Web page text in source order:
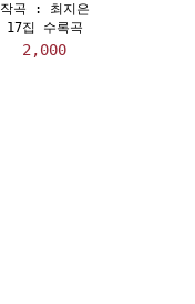
작곡 : 최지은
17집 수록곡
2,000